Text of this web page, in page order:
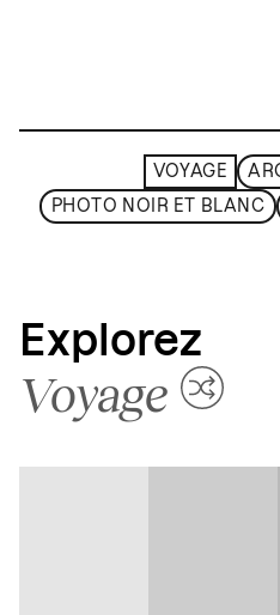
VOYAGE
PHOTO NOIR ET BLANC
Explorez
Voyage